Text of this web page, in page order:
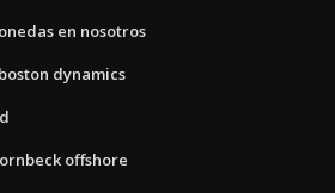
en nosotros
dynamics
offshore